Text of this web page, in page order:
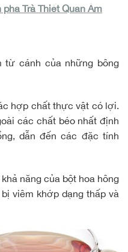
pha Trà Thiết Quan Âm
từ cánh của những bông
hợp chất thực vật có lợi.
các chất béo nhất định
dẫn đến các đặc tính
năng của bột hoa hông
viêm khớp dạng thấp và